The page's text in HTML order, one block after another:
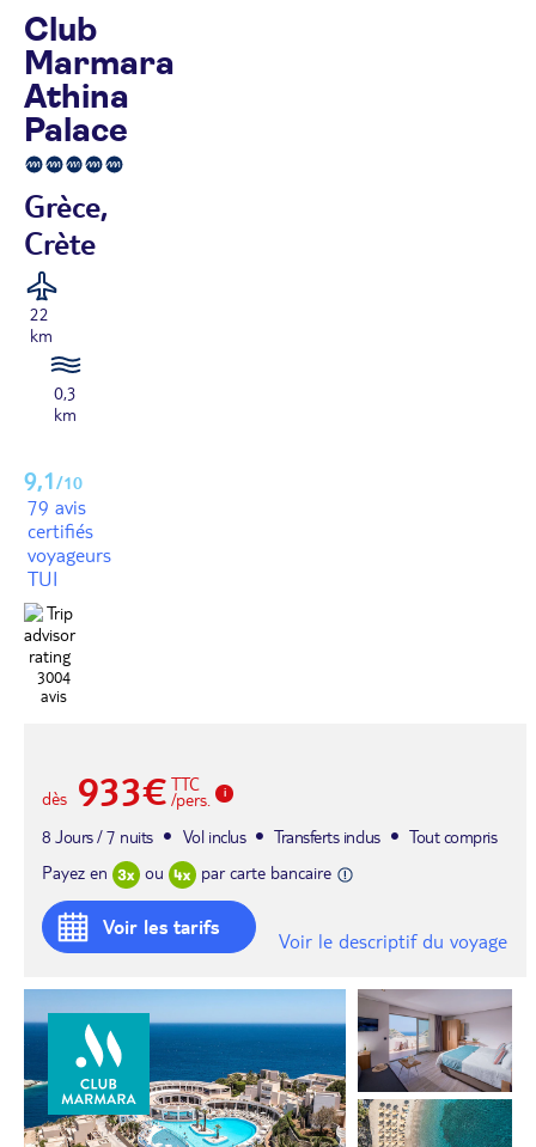
Club
Marmara
Athina
Palace
Grèce,
Crète
22
km
0,3
km
9,1/10
79 avis
certifiés
voyageurs
TUI
3004
avis
dès 933€ TTC
/pers.
8 Jours / 7 nuits
Vol inclus Transferts inclus
Tout compris
Payez en
ou par carte bancaire
Voir les tarifs
Voir le descriptif du voyage